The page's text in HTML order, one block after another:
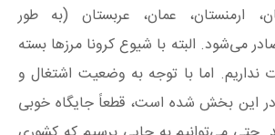
ارمنستان، عمان، عربستان (به طور
می‌شود. البته با شیوع کرونا مرزها بسته
اما با توجه به وضعیت اشتغال و
در این بخش شده است، قطعاً جایگاه خوبی